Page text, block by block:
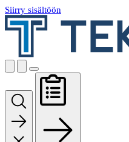
Siirry sisältöön